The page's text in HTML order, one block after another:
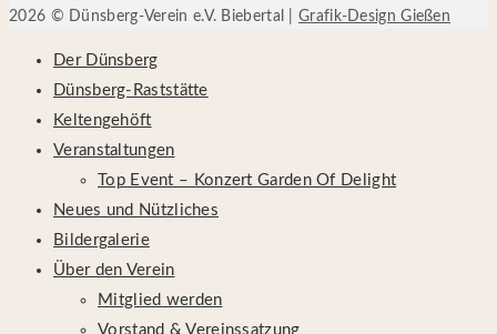
2026 © Dünsberg-Verein e.V. Biebertal |Grafik-Design Gießen
Der Dünsberg
Dünsberg-Raststätte
Keltengehöft
Veranstaltungen
Top Event – Konzert Garden Of Delight
Neues und Nützliches
Bildergalerie
Über den Verein
Mitglied werden
Vorstand & Vereinssatzung